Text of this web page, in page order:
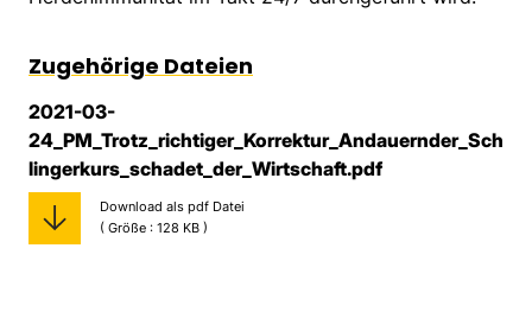
Zugehörige Dateien
2021-03-
24_PM_Trotz_richtiger_Korrektur_Andauernder_Sch
lingerkurs_schadet_der_Wirtschaft.pdf
Download als pdf Datei
( Größe : 128 KB )